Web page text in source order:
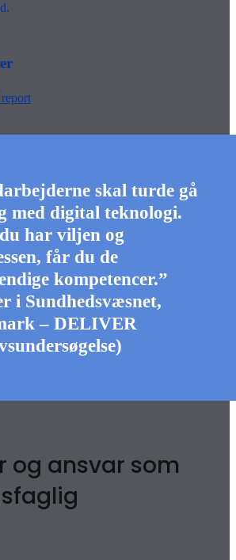
skal turde gå
med digital teknologi.
har viljen og
får du de
kompetencer.”
i Sundhedsvæsnet,
– DELIVER
og ansvar som